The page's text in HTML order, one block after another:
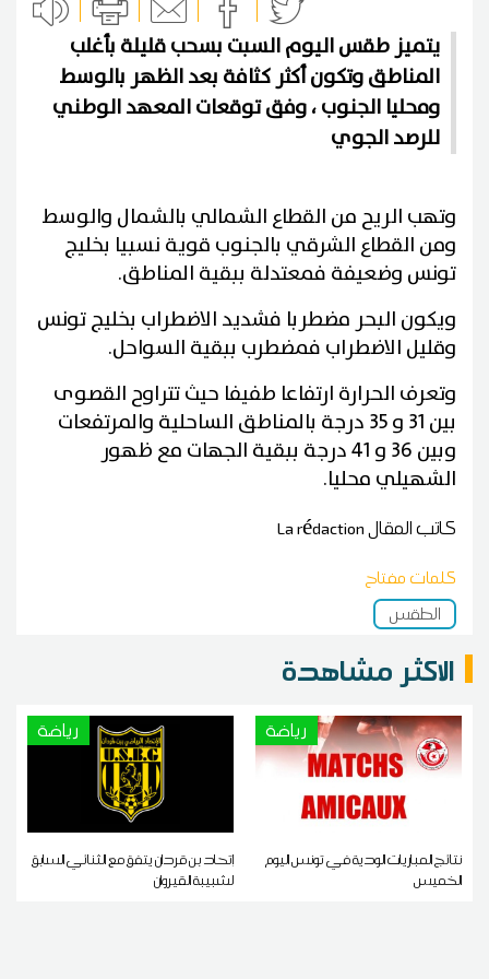
يتميز طقس اليوم السبت بسحب قليلة بأغلب
المناطق وتكون أكثر كثافة بعد الظهر بالوسط
ومحليا الجنوب ، وفق توقعات المعهد الوطني
للرصد الجوي
وتهب الريح من القطاع الشمالي بالشمال والوسط
ومن القطاع الشرقي بالجنوب قوية نسبيا بخليج
تونس وضعيفة فمعتدلة ببقية المناطق.
ويكون البحر مضطربا فشديد الاضطراب بخليج تونس
وقليل الاضطراب فمضطرب ببقية السواحل.
وتعرف الحرارة ارتفاعا طفيفا حيث تتراوح القصوى
بين 31 و 35 درجة بالمناطق الساحلية والمرتفعات
وبين 36 و 41 درجة ببقية الجهات مع ظهور
الشهيلي محليا.
كاتب المقالLa rédaction
كلمات مفتاح
الطقس
الاكثر مشاهدة
رياضة
نتائج المباريات الودية في تونس اليوم
الخميس
رياضة
إتحاد بن قردان يتفق مع الثنائي السابق
لشبيبة القيروان